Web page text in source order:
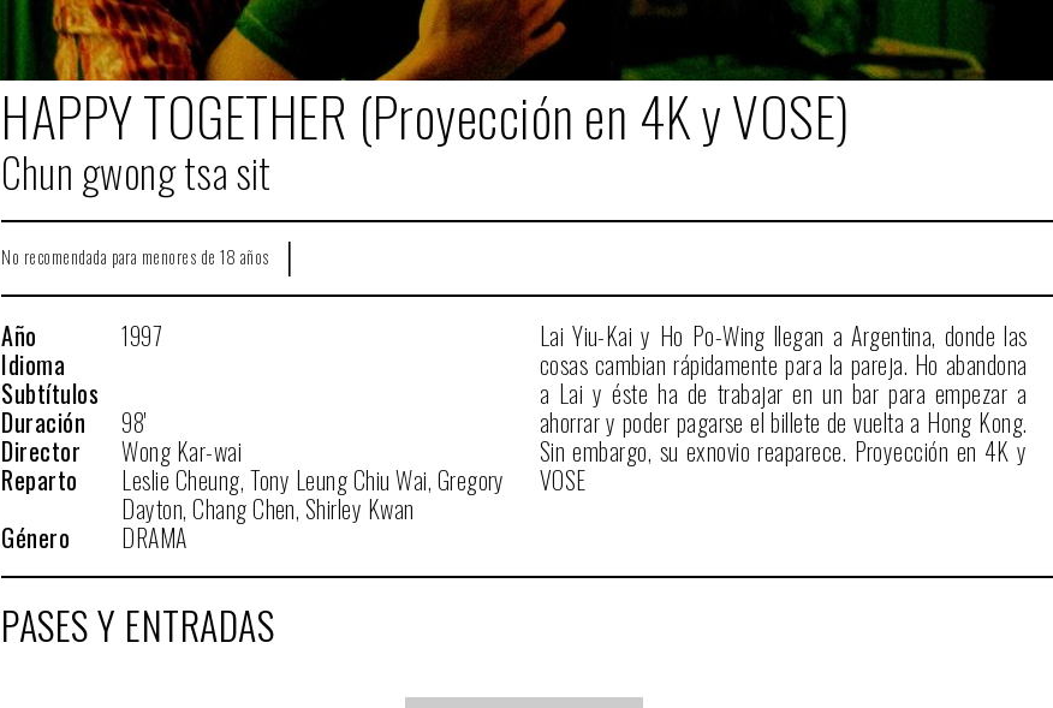
HAPPY TOGETHER (Proyección en 4K y VOSE)
Chun gwong tsa sit
No recomendada para menores de 18 años |
Año
1997
Idioma
Subtítulos
Duración
98'
Director
Wong Kar-wai
Reparto
Leslie Cheung, Tony Leung Chiu Wai, Gregory
Dayton, Chang Chen, Shirley Kwan
Género
DRAMA
Lai Yiu-Kai y Ho Po-Wing llegan a Argentina, donde las
cosas cambian rápidamente para la pareja. Ho abandona
a Lai y éste ha de trabajar en un bar para empezar a
ahorrar y poder pagarse el billete de vuelta a Hong Kong.
Sin embargo, su exnovio reaparece. Proyección en 4K y
VOSE
PASES Y ENTRADAS